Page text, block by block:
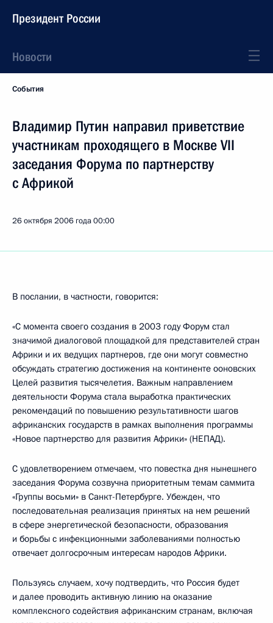
Президент России
Новости
События
Владимир Путин направил приветствие
участникам проходящего в Москве VII
заседания Форума по партнерству
с Африкой
26 октября 2006 года00:00
В послании, в частности, говорится:
«С момента своего создания в 2003 году Форум стал
значимой диалоговой площадкой для представителей стран
Африки и их ведущих партнеров, где они могут совместно
обсуждать стратегию достижения на континенте ооновских
Целей развития тысячелетия. Важным направлением
деятельности Форума стала выработка практических
рекомендаций по повышению результативности шагов
африканских государств в рамках выполнения программы
«Новое партнерство для развития Африки» (НЕПАД).
С удовлетворением отмечаем, что повестка дня нынешнего
заседания Форума созвучна приоритетным темам саммита
«Группы восьми» в Санкт-Петербурге. Убежден, что
последовательная реализация принятых на нем решений
в сфере энергетической безопасности, образования
и борьбы с инфекционными заболеваниями полностью
отвечает долгосрочным интересам народов Африки.
Пользуясь случаем, хочу подтвердить, что Россия будет
и далее проводить активную линию на оказание
комплексного содействия африканским странам, включая